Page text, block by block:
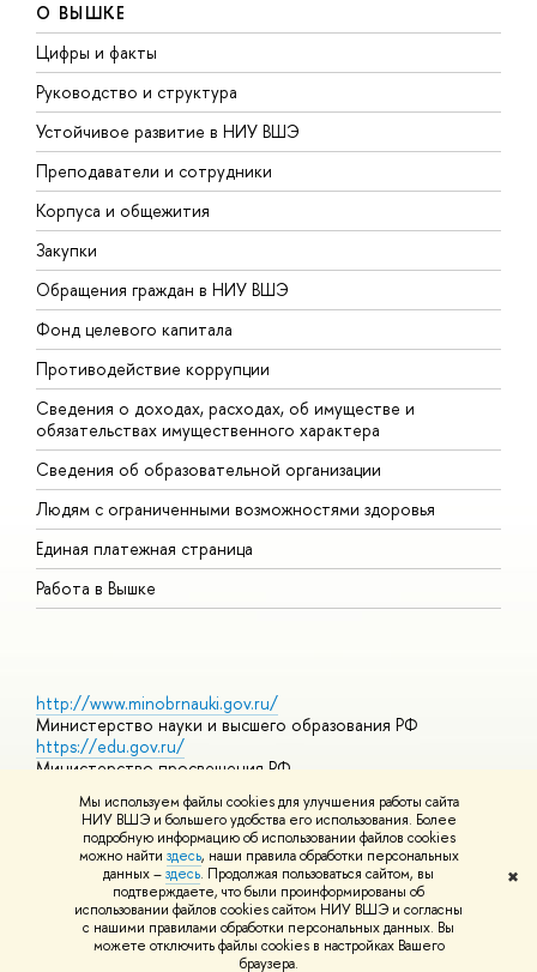
Мы используем файлы cookies для улучшения работы сайта
НИУ ВШЭ и большего удобства его использования. Более
подробную информацию об использовании файлов cookies
можно найти здесь, наши правила обработки персональных
данных –здесь. Продолжая пользоваться сайтом, вы
подтверждаете, что были проинформированы об
использовании файлов cookies сайтом НИУ ВШЭ и согласны
с нашими правилами обработки персональных данных. Вы
можете отключить файлы cookies в настройках Вашего
браузера.
✖
О ВЫШКЕ
Цифры и факты
Руководство и структура
Устойчивое развитие в НИУ ВШЭ
Преподаватели и сотрудники
Корпуса и общежития
Закупки
Обращения граждан в НИУ ВШЭ
Фонд целевого капитала
Противодействие коррупции
Сведения о доходах, расходах, об имуществе и
обязательствах имущественного характера
Сведения об образовательной организации
Людям с ограниченными возможностями здоровья
Единая платежная страница
Работа в Вышке
http://www.minobrnauki.gov.ru/
Министерство науки и высшего образования РФ
https://edu.gov.ru/
Министерство просвещения РФ
https://elearning.hse.ru/mooc
Массовые открытые онлайн-курсы
© НИУ ВШЭ 1993–2026 Адреса и контактыУсловия
использования материалов Политика конфиденциальности
Шрифты HSE Sans и HSE Slab разработаны вШколе дизайна НИУ